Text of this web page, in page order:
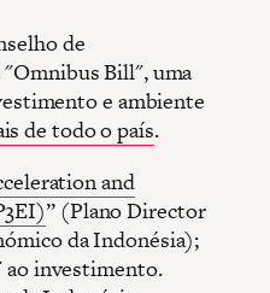
de
"Omnibus Bill", uma
e ambiente
de todo o país.
and
” (Plano Director
da Indonésia);
ao investimento.